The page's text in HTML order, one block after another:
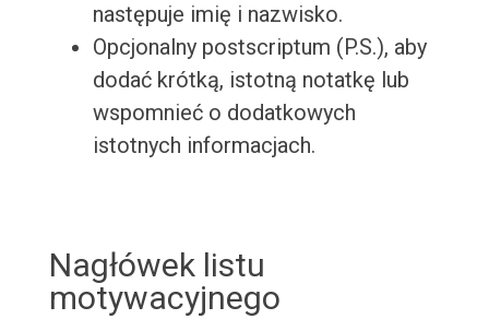
następuje imię i nazwisko.
Opcjonalny postscriptum (P.S.), aby
dodać krótką, istotną notatkę lub
wspomnieć o dodatkowych
istotnych informacjach.
Nagłówek listu
motywacyjnego